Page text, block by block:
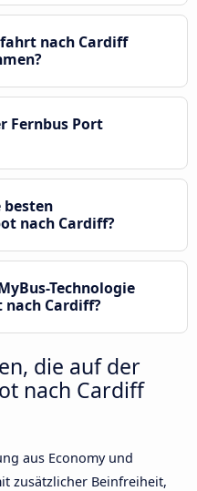
nach Cardiff
Fernbus Port
besten
nach Cardiff?
Technologie
Cardiff?
die auf der
nach Cardiff
aus Economy und
zusätzlicher Beinfreiheit,